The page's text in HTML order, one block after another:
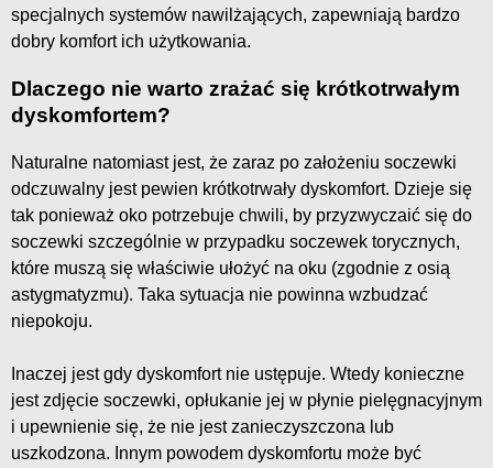
specjalnych systemów nawilżających, zapewniają bardzo
dobry komfort ich użytkowania.
Dlaczego nie warto zrażać się krótkotrwałym
dyskomfortem?
Naturalne natomiast jest, że zaraz po założeniu soczewki
odczuwalny jest pewien krótkotrwały dyskomfort. Dzieje się
tak ponieważ oko potrzebuje chwili, by przyzwyczaić się do
soczewki szczególnie w przypadku soczewek torycznych,
które muszą się właściwie ułożyć na oku (zgodnie z osią
astygmatyzmu). Taka sytuacja nie powinna wzbudzać
niepokoju.
Inaczej jest gdy dyskomfort nie ustępuje. Wtedy konieczne
jest zdjęcie soczewki, opłukanie jej w płynie pielęgnacyjnym
i upewnienie się, że nie jest zanieczyszczona lub
uszkodzona. Innym powodem dyskomfortu może być